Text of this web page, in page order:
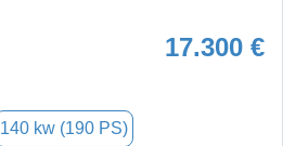
17.300 €
140 kw (190 PS)